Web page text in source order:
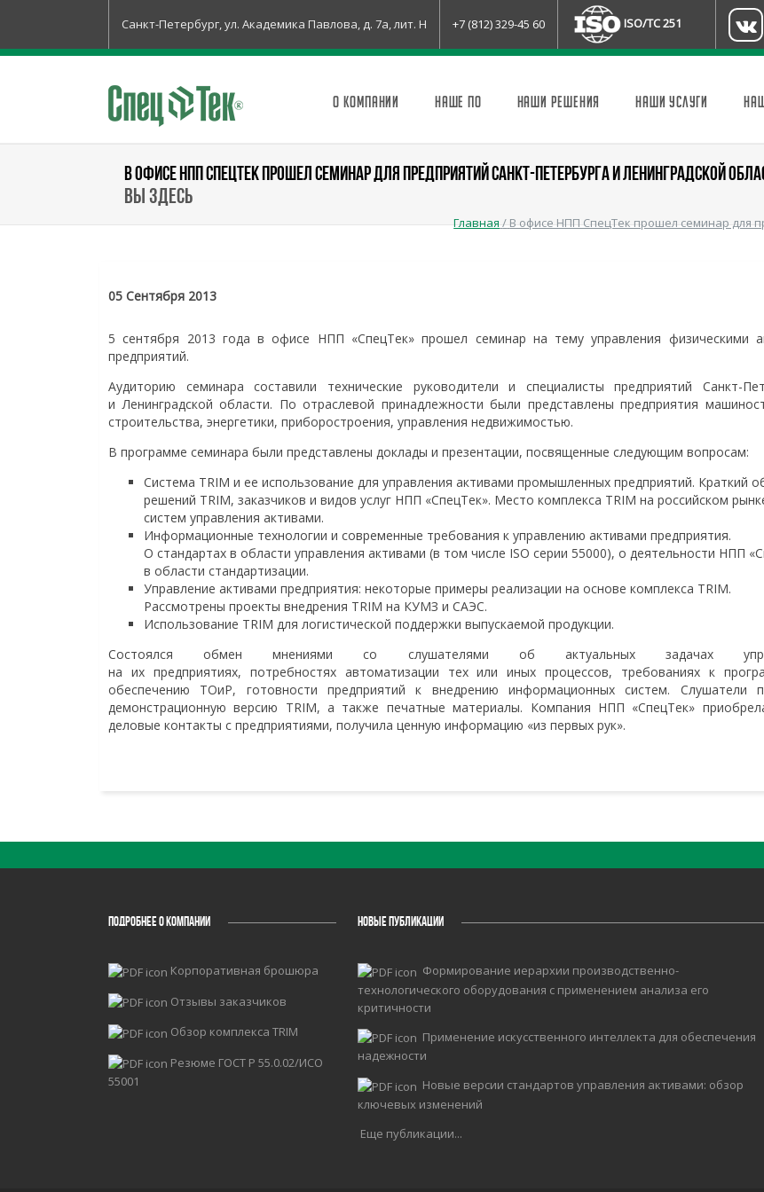
Санкт-Петербург, ул. Академика Павлова, д. 7а, лит. Н +7 (812) 329-45 60 ISO/TC 251
О КОМПАНИИ НАШЕ ПО НАШИ РЕШЕНИЯ НАШИ УСЛУГИ
В ОФИСЕ НПП СПЕЦТЕК ПРОШЕЛ СЕМИНАР ДЛЯ ПРЕДПРИЯТИЙ САНКТ-ПЕТЕРБУРГА И ЛЕНИНГРАДСКОЙ
Вы здесь
Главная/В офисе НПП СпецТек прошел семинар для
05 Сентября 2013
5 сентября 2013 года в офисе НПП «СпецТек» прошел семинар на тему управления физическими
предприятий.
Аудиторию семинара составили технические руководители и специалисты предприятий Санкт-
и Ленинградской области. По отраслевой принадлежности были представлены предприятия
строительства, энергетики, приборостроения, управления недвижимостью.
В программе семинара были представлены доклады и презентации, посвященные следующим вопросам:
Система TRIM и ее использование для управления активами промышленных предприятий. Краткий
решений TRIM, заказчиков и видов услуг НПП «СпецТек». Место комплекса TRIM на российском
систем управления активами.
Информационные технологии и современные требования к управлению активами предприятия.
О стандартах в области управления активами (в том числе ISO серии 55000), о деятельности НПП
в области стандартизации.
Управление активами предприятия: некоторые примеры реализации на основе комплекса TRIM.
Рассмотрены проекты внедрения TRIM на КУМЗ и САЭС.
Использование TRIM для логистической поддержки выпускаемой продукции.
Состоялся обмен мнениями со слушателями об актуальных задачах
на их предприятиях, потребностях автоматизации тех или иных процессов, требованиях к
обеспечению ТОиР, готовности предприятий к внедрению информационных систем. Слушатели
демонстрационную версию TRIM, а также печатные материалы. Компания НПП «СпецТек»
деловые контакты с предприятиями, получила ценную информацию «из первых рук».
ПОДРОБНЕЕ О КОМПАНИИ
Корпоративная брошюра
Отзывы заказчиков
Обзор комплекса TRIM
Резюме ГОСТ Р 55.0.02/ИСО
55001
НОВЫЕ ПУБЛИКАЦИИ
Формирование иерархии производственно-
технологического оборудования с применением анализа его
критичности
Применение искусственного интеллекта для обеспечения
надежности
Новые версии стандартов управления активами: обзор
ключевых изменений
Еще публикации...